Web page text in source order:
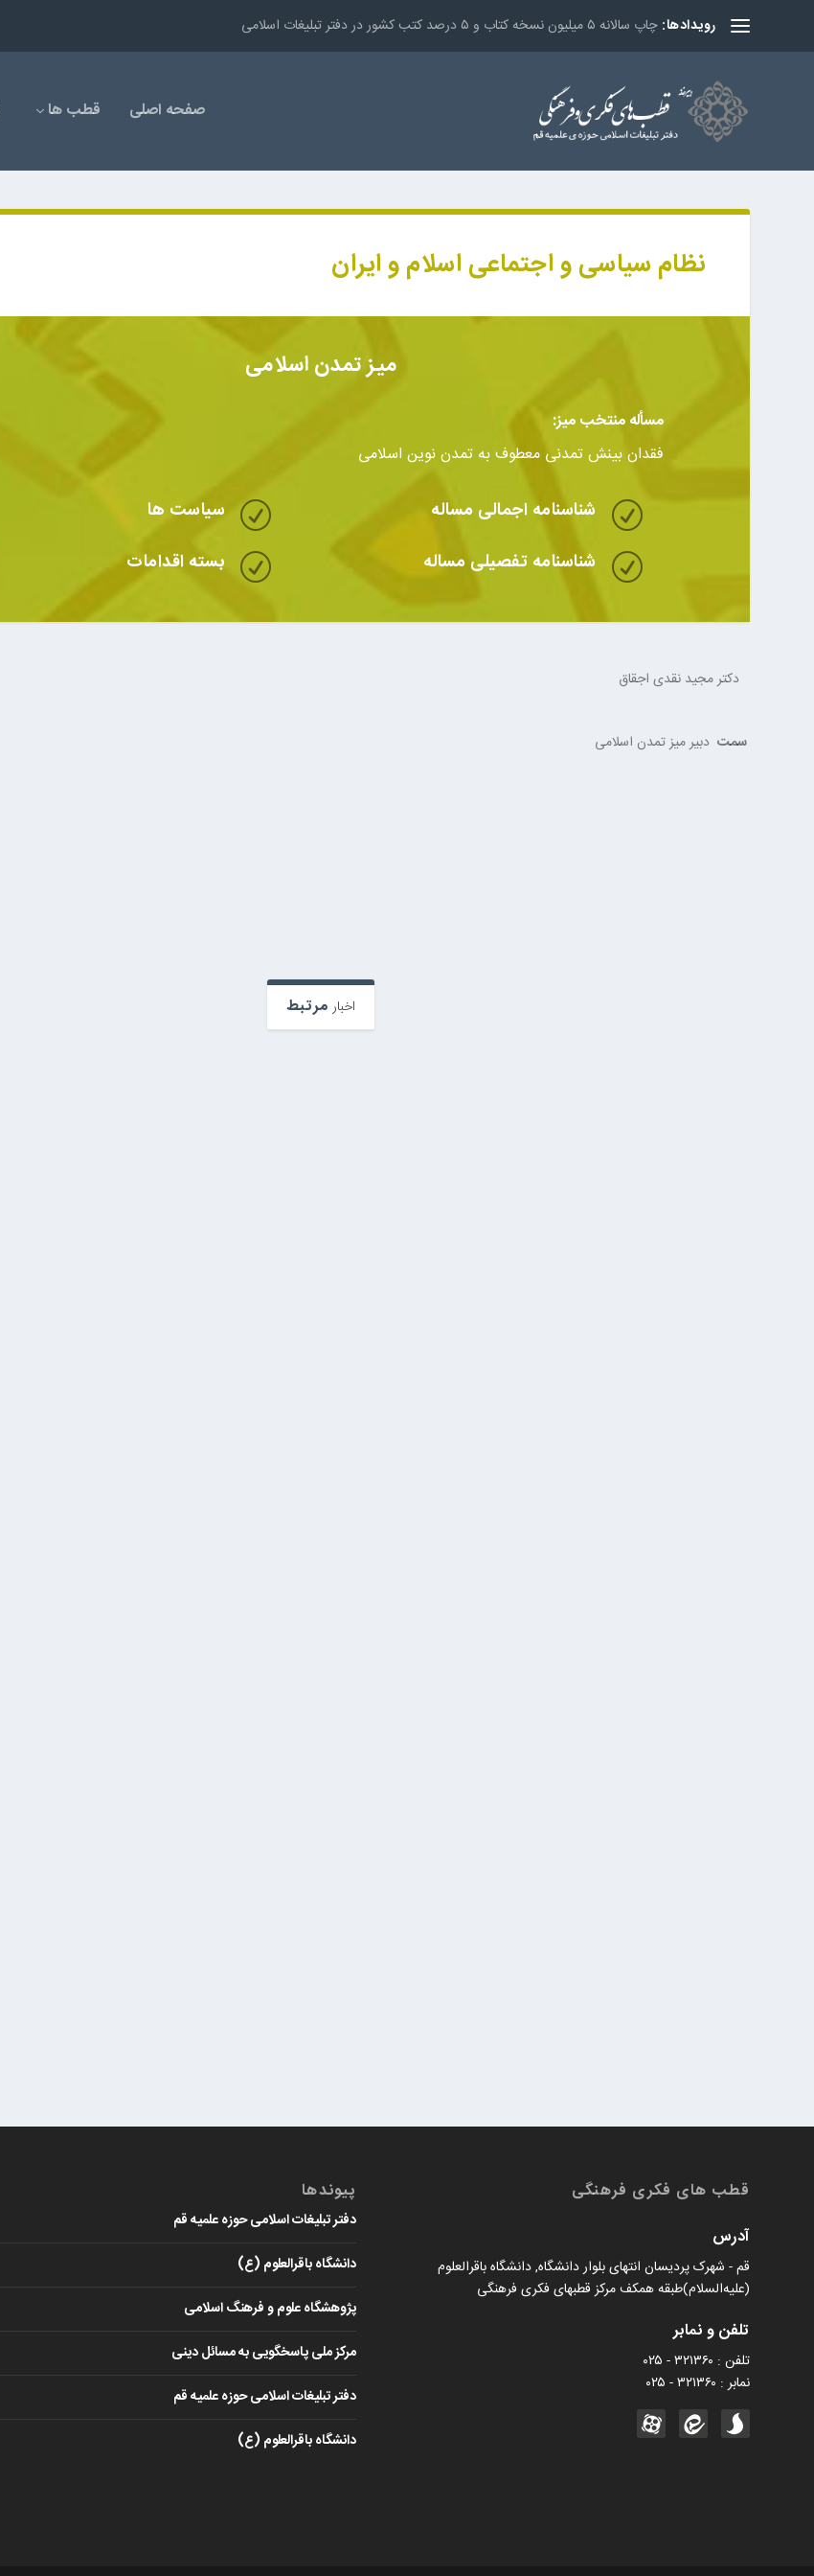
رویدادها: چاپ سالانه ۵ میلیون نسخه کتاب و ۵ درصد کتب کشور در دفتر تبلیغات اسلامی
صفحه اصلی قطب ها
نظام سیاسی و اجتماعی اسلام و ایران
میز تمدن اسلامی
مسأله منتخب میز:
فقدان بینش تمدنی معطوف به تمدن نوین اسلامی
R شناسنامه اجمالی مساله
R شناسنامه تفصیلی مساله
R سیاست ها
R بسته اقدامات
دکتر مجید نقدی اجقاق
سمت دبیر میز تمدن اسلامی
اخبار مرتبط
قطب های فکری فرهنگی
آدرس
قم - شهرک پردیسان انتهای بلوار دانشگاه, دانشگاه باقرالعلوم
(علیه‌السلام)طبقه همکف مرکز قطبهای فکری فرهنگی
تلفن و نمابر
تلفن : ۳۲۱۳۶۰ - ۰۲۵
نمابر : ۳۲۱۳۶۰ - ۰۲۵
پیوندها
دفتر تبلیغات اسلامی حوزه علمیه قم
دانشگاه باقرالعلوم (ع)
پژوهشگاه علوم و فرهنگ اسلامی
مرکز ملی پاسخگویی به مسائل دینی
دفتر تبلیغات اسلامی حوزه علمیه قم
دانشگاه باقرالعلوم (ع)